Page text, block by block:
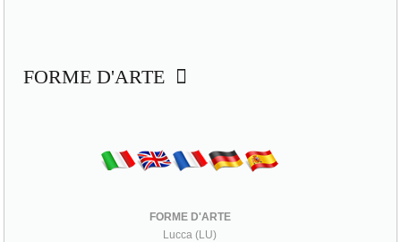
FORME D'ARTE
FORME D'ARTE
Lucca (LU)